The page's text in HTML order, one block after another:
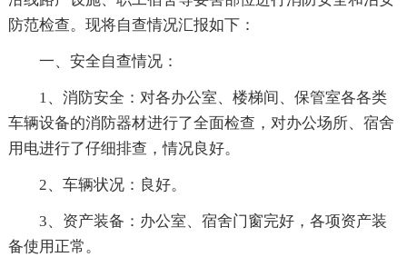
防范检查。现将自查情况汇报如下：
一、安全自查情况：
1、消防安全：对各办公室、楼梯间、保管室各各类
车辆设备的消防器材进行了全面检查，对办公场所、宿舍
用电进行了仔细排查，情况良好。
2、车辆状况：良好。
3、资产装备：办公室、宿舍门窗完好，各项资产装
备使用正常。